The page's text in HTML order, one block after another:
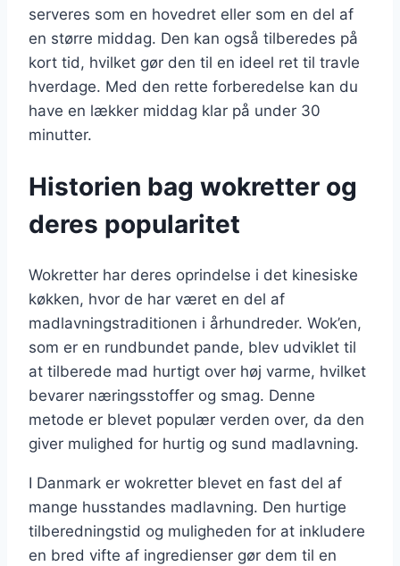
serveres som en hovedret eller som en del af
en større middag. Den kan også tilberedes på
kort tid, hvilket gør den til en ideel ret til travle
hverdage. Med den rette forberedelse kan du
have en lækker middag klar på under 30
minutter.
Historien bag wokretter og
deres popularitet
Wokretter har deres oprindelse i det kinesiske
køkken, hvor de har været en del af
madlavningstraditionen i århundreder. Wok’en,
som er en rundbundet pande, blev udviklet til
at tilberede mad hurtigt over høj varme, hvilket
bevarer næringsstoffer og smag. Denne
metode er blevet populær verden over, da den
giver mulighed for hurtig og sund madlavning.
I Danmark er wokretter blevet en fast del af
mange husstandes madlavning. Den hurtige
tilberedningstid og muligheden for at inkludere
en bred vifte af ingredienser gør dem til en